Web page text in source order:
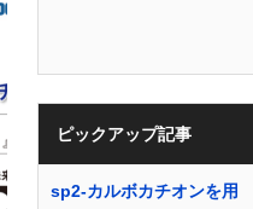
ピックアップ記事
sp2-カルボカチオンを用